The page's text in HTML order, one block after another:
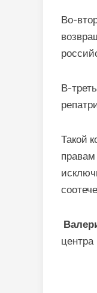
Во-
В-
Такой
центра